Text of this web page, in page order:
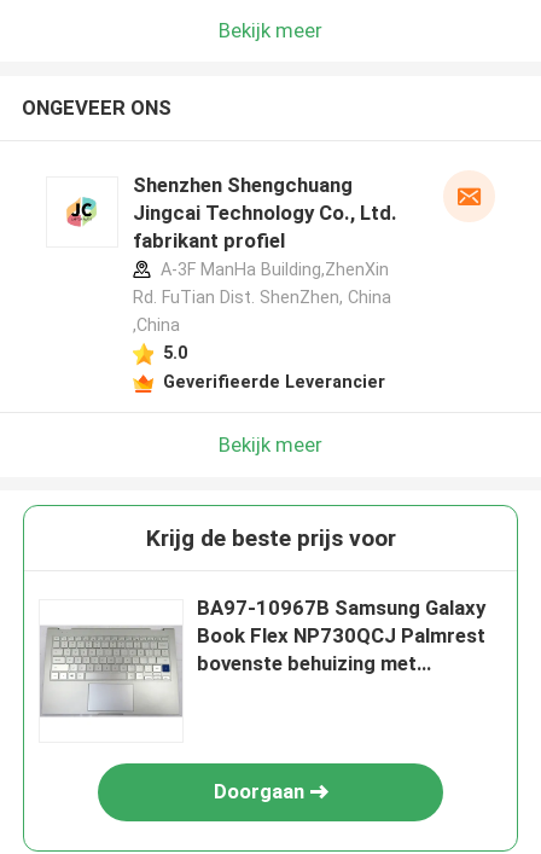
Bekijk meer
ONGEVEER ONS
Shenzhen Shengchuang
Jingcai Technology Co., Ltd.
fabrikant profiel
A-3F ManHa Building,ZhenXin
Rd. FuTian Dist. ShenZhen, China
,China
5.0
Geverifieerde Leverancier
Bekijk meer
Krijg de beste prijs voor
BA97-10967B Samsung Galaxy
Book Flex NP730QCJ Palmrest
bovenste behuizing met
Doorgaan